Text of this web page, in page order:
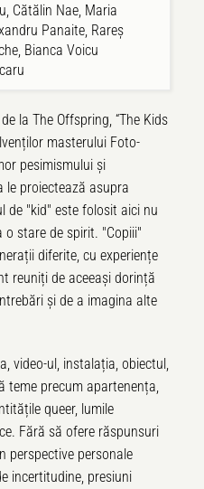
Cătălin Nae, Maria
Panaite, Rareș
Bianca Voicu
la The Offspring, “The Kids
masterului Foto-
pesimismului și
le proiectează asupra
de "kid" este folosit aici nu
o stare de spirit. "Copiii"
diferite, cu experiențe
reuniți de aceeași dorință
și de a imagina alte
video-ul, instalația, obiectul,
teme precum apartenența,
queer, lumile
Fără să ofere răspunsuri
perspective personale
incertitudine, presiuni